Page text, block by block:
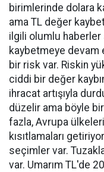
birimlerinde dolara
ama TL değer
ilgili olumlu haberler
kaybetmeye devam
bir risk var. Riskin
ciddi bir değer
ihracat artışıyla
düzelir ama böyle
fazla, Avrupa
kısıtlamaları
seçimler var.
var. Umarım TL'de